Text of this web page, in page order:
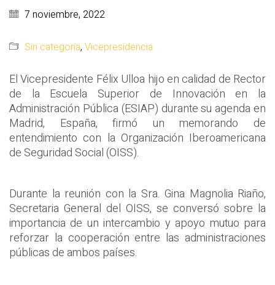
7 noviembre, 2022
Sin categoría, Vicepresidencia
El Vicepresidente Félix Ulloa hijo en calidad de Rector
de la Escuela Superior de Innovación en la
Administración Pública (ESIAP) durante su agenda en
Madrid, España, firmó un memorando de
entendimiento con la Organización Iberoamericana
de Seguridad Social (OISS).
Durante la reunión con la Sra. Gina Magnolia Riaño,
Secretaria General del OISS, se conversó sobre la
importancia de un intercambio y apoyo mutuo para
reforzar la cooperación entre las administraciones
públicas de ambos países.